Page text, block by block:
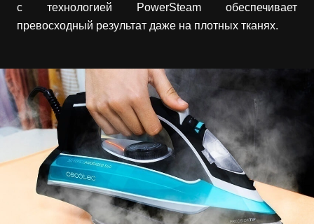
с технологией PowerSteam обеспечивает
превосходный результат даже на плотных тканях.